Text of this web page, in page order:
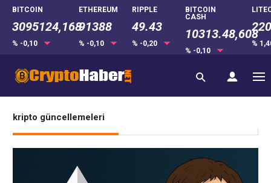
BITCOIN
3095124,168
% -0,10
ETHEREUM
91388
% -0,10
RIPPLE
49.43
% -0,20
BITCOIN
CASH
10313.48,608
% -0,10
%
kripto güncellemeleri